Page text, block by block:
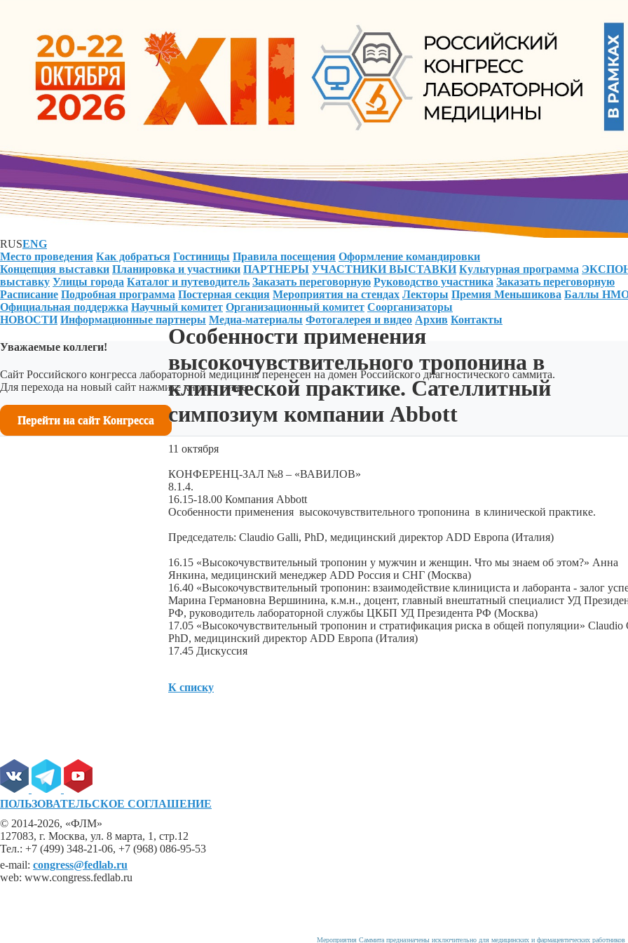
RUSENG
Место проведения Как добраться Гостиницы Правила посещения Оформление командировки
Концепция выставки Планировка и участники ПАРТНЕРЫ УЧАСТНИКИ ВЫСТАВКИ Культурная программа
выставку Улицы города Каталог и путеводитель Заказать переговорную Руководство участника Заказать переговорную
Расписание Подробная программа Постерная секция Мероприятия на стендах Лекторы Премия Меньшикова Баллы
Официальная поддержка Научный комитет Организационный комитет Соорганизаторы
НОВОСТИ Информационные партнеры Медиа-материалы Фотогалерея и видео Архив Контакты
Уважаемые коллеги!
Сайт Российского конгресса лабораторной медицины перенесен на домен Российского диагностического саммита.
Для перехода на новый сайт нажмите кнопку ниже:
Перейти на сайт Конгресса
Особенности применения
высокочувствительного тропонина в
клинической практике. Сателлитный
симпозиум компании Abbott
11 октября
КОНФЕРЕНЦ-ЗАЛ №8 – «ВАВИЛОВ»
8.1.4.
16.15-18.00 Компания Abbott
Особенности применения высокочувствительного тропонина в клинической практике.
Председатель: Claudio Galli, PhD, медицинский директор ADD Европа (Италия)
16.15 «Высокочувствительный тропонин у мужчин и женщин. Что мы знаем об этом?» Анна
Янкина, медицинский менеджер ADD Россия и СНГ (Москва)
16.40 «Высокочувствительный тропонин: взаимодействие клинициста и лаборанта - залог
Марина Германовна Вершинина, к.м.н., доцент, главный внештатный специалист УД
РФ, руководитель лабораторной службы ЦКБП УД Президента РФ (Москва)
17.05 «Высокочувствительный тропонин и стратификация риска в общей популяции» Claudio
PhD, медицинский директор ADD Европа (Италия)
17.45 Дискуссия
К списку
ПОЛЬЗОВАТЕЛЬСКОЕ СОГЛАШЕНИЕ
© 2014-2026, «ФЛМ»
127083, г. Москва, ул. 8 марта, 1, стр.12
Тел.: +7 (499) 348-21-06, +7 (968) 086-95-53
e-mail: congress@fedlab.ru
web: www.congress.fedlab.ru
Мероприятия Саммита предназначены исключительно для медицинских и фармацевтических работников